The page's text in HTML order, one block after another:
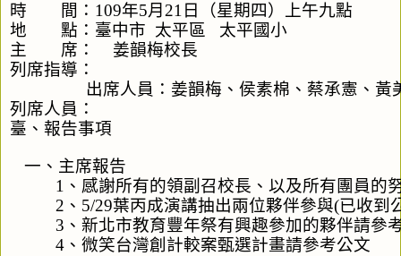
時　　間：109年5月21日（星期四）上午九點
地　　點：臺中市  太平區   太平國小
主　　席：    姜韻梅校長　　　　　　　　　　
列席指導：
出席人員：姜韻梅、侯素棉、蔡承憲、
列席人員：
臺、報告事項
一、主席報告
1、感謝所有的領副召校長、以及所有團員的
2、5/29葉丙成演講抽出兩位夥伴參與(已收到
3、新北市教育豐年祭有興趣參加的夥伴請參
4、微笑台灣創計較案甄選計畫請參考公文